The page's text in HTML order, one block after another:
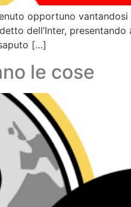
opportuno
dell’Inter,
[…]
le cose